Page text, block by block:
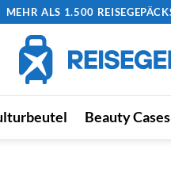
MEHR ALS 1.500
Beauty